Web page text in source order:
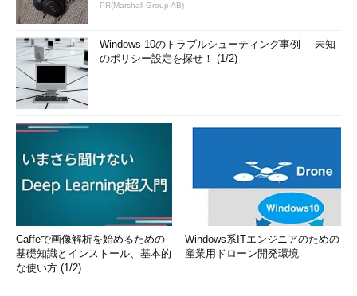
PR(Marshall Group AB)
Windows 10のトラブルシューティング事例──未知
のポリシー設定を探せ！ (1/2)
Caffeで画像解析を始めるための
基礎知識とインストール、基本的
な使い方 (1/2)
Windows系ITエンジニアのための
産業用ドローン開発環境